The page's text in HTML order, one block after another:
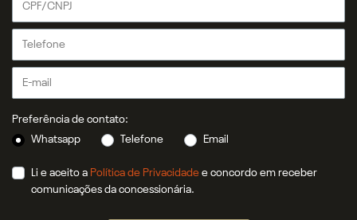
Preferência de contato:
Whatsapp
Telefone Email
Li e aceito a Política de Privacidade e concordo em receber
comunicações da concessionária.